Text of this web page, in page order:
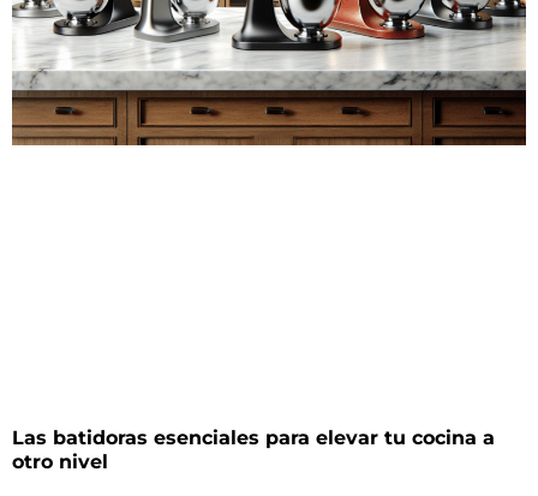
Las batidoras esenciales para elevar tu cocina a
otro nivel